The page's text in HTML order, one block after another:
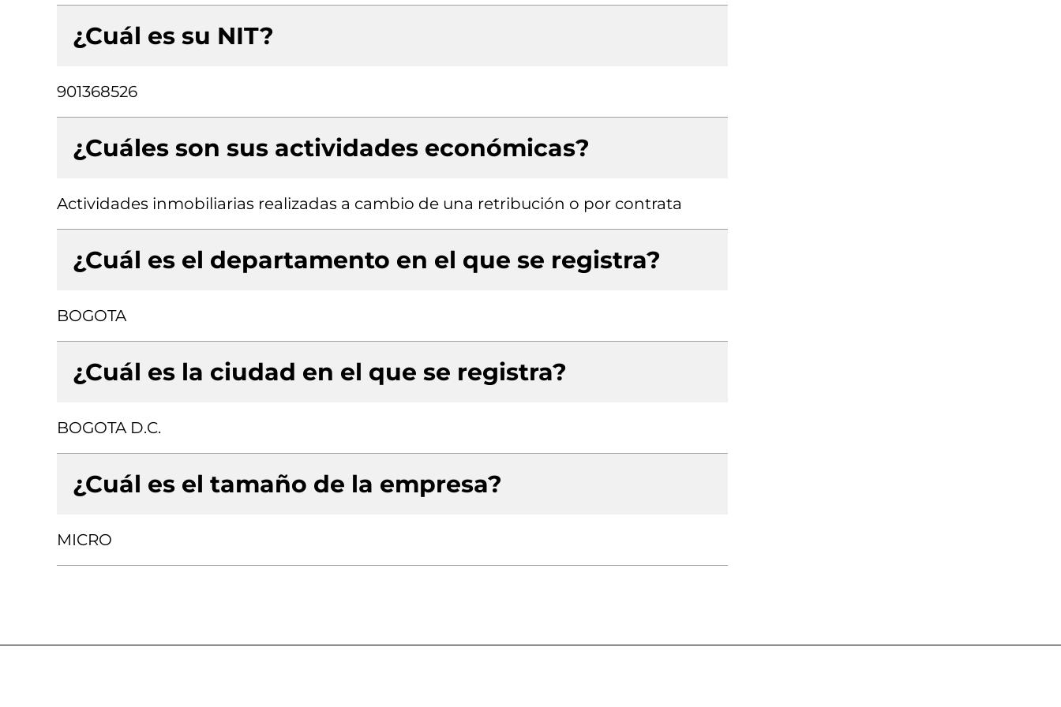
¿Cuál es su NIT?
901368526
¿Cuáles son sus actividades económicas?
Actividades inmobiliarias realizadas a cambio de una retribución o por contrata
¿Cuál es el departamento en el que se registra?
BOGOTA
¿Cuál es la ciudad en el que se registra?
BOGOTA D.C.
¿Cuál es el tamaño de la empresa?
MICRO